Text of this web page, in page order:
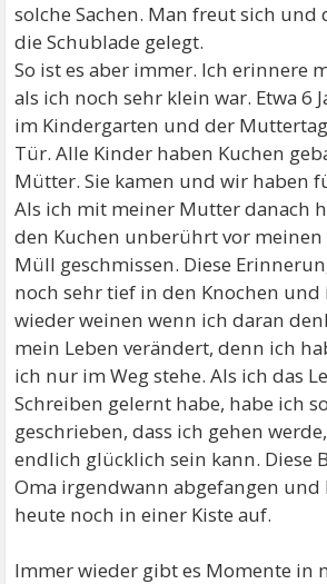
solche Sachen. Man freut sich und
die Schublade gelegt.
So ist es aber immer. Ich erinnere
als ich noch sehr klein war. Etwa 6
im Kindergarten und der
Tür. Alle Kinder haben Kuchen
Mütter. Sie kamen und wir haben
Als ich mit meiner Mutter danach
den Kuchen unberührt vor meinen
Müll geschmissen. Diese
noch sehr tief in den Knochen
wieder weinen wenn ich daran
mein Leben verändert, denn ich
ich nur im Weg stehe. Als ich das
Schreiben gelernt habe, habe ich
geschrieben, dass ich gehen
endlich glücklich sein kann. Diese
Oma irgendwann abgefangen und
heute noch in einer Kiste auf.
Immer wieder gibt es Momente in